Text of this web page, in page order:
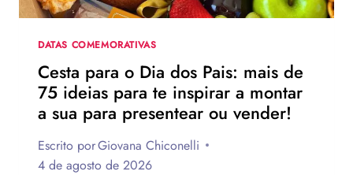
HOMENAGEAR
DATA
DATAS COMEMORATIVAS
Cesta para o Dia dos Pais: mais de
75 ideias para te inspirar a montar
a sua para presentear ou vender!
Escrito porGiovana Chiconelli
4 de agosto de 2026